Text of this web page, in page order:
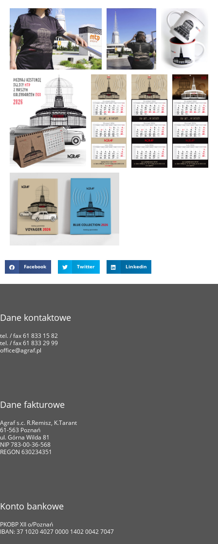
Facebook Twitter Linkedin
Dane kontaktowe
tel. / fax 61 833 15 82
tel. / fax 61 833 29 99
office@agraf.pl
Dane fakturowe
Agraf s.c. R.Remisz, K.Tarant
61-563 Poznań
ul. Górna Wilda 81
NIP 783-00-36-568
REGON 630234351
Konto bankowe
PKOBP XII o/Poznań
IBAN: 37 1020 4027 0000 1402 0042 7047